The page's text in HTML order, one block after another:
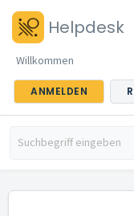
Helpdesk
Willkommen
ANMELDEN